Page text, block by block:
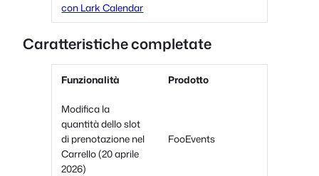
con Lark Calendar
Caratteristiche completate
Funzionalità Prodotto
Modifica la
quantità dello slot
di prenotazione nel
Carrello (20 aprile
2026)
FooEvents